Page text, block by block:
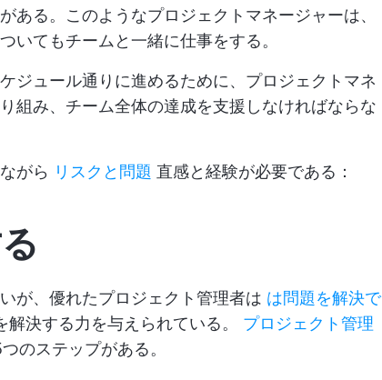
ある。このようなプロジェクトマネージャーは、
いてもチームと一緒に仕事をする。
ジュール通りに進めるために、プロジェクトマネ
組み、チーム全体の達成を支援しなければならな
がら リスクと問題 直感と経験が必要である：
が、優れたプロジェクト管理者は は問題を解決で
決する力を与えられている。 プロジェクト管理
のステップがある。